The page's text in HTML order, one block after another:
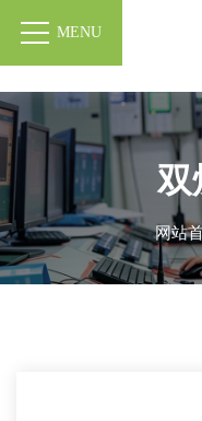
MENU
双
网站